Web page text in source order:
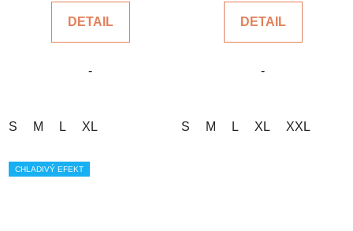
z
hviezdičiek.
DETAIL
-
S M L XL
z
hviezdičiek.
DETAIL
-
S M L XL XXL
CHLADIVÝ EFEKT